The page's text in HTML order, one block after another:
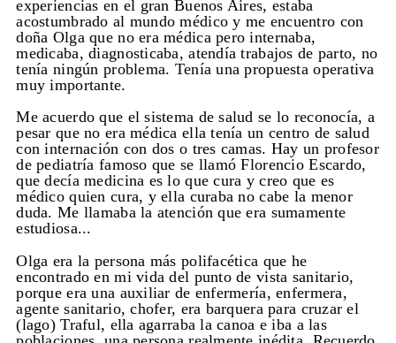
experiencias en el gran Buenos Aires, estaba
acostumbrado al mundo médico y me encuentro con
doña Olga que no era médica pero internaba,
medicaba, diagnosticaba, atendía trabajos de parto, no
tenía ningún problema. Tenía una propuesta operativa
muy importante.
Me acuerdo que el sistema de salud se lo reconocía, a
pesar que no era médica ella tenía un centro de salud
con internación con dos o tres camas. Hay un profesor
de pediatría famoso que se llamó Florencio Escardo,
que decía medicina es lo que cura y creo que es
médico quien cura, y ella curaba no cabe la menor
duda. Me llamaba la atención que era sumamente
estudiosa...
Olga era la persona más polifacética que he
encontrado en mi vida del punto de vista sanitario,
porque era una auxiliar de enfermería, enfermera,
agente sanitario, chofer, era barquera para cruzar el
(lago) Traful, ella agarraba la canoa e iba a las